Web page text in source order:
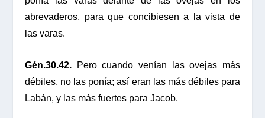
abrevaderos, para que concibiesen a la vista de
las varas.
Gén.30.42. Pero cuando venían las ovejas más
débiles, no las ponía; así eran las más débiles para
Labán, y las más fuertes para Jacob.